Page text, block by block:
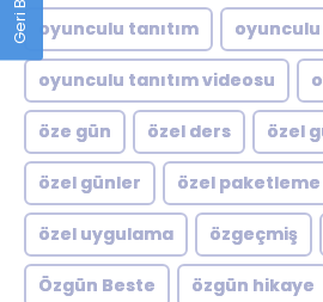
oyunculu tanıtım oyunculu
oyunculu tanıtım videosu
öze gün özel ders özel
özel günler özel paketleme
özel uygulama özgeçmiş
Özgün Beste özgün hikaye